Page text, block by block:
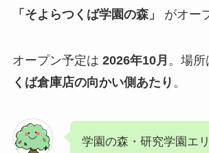
「そよらつくば学園の森」
がオー
オープン予定は 2026年10月 。場所
くば倉庫店の向かい側あたり 。
学園の森・研究学園エ